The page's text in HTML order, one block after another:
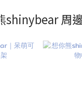
shinybear 周